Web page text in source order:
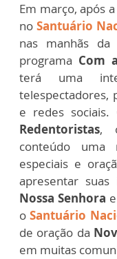
Em março, após
no Santuário
nas manhãs da
programa Com
terá uma
telespectadores,
e redes sociais.
Redentoristas,
conteúdo uma
especiais e
apresentar suas
Nossa Senhora
oSantuário
de oração da
em muitas